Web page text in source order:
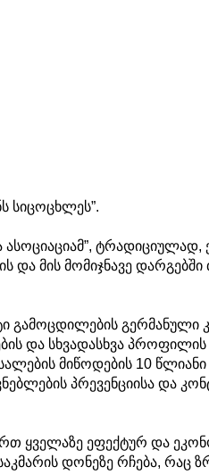
სიცოცხლეს”.
მის მომიჯნავე
გამოცდილების გერმანული
და სხვადასხვა
მიწოდების 10
პრევენციისა და
ყველაზე ეფექტურ და
დონეზე რჩება, რაც